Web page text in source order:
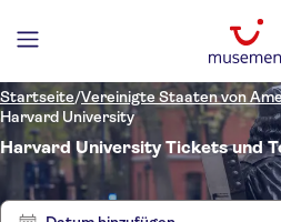
Startseite/Vereinigte Staaten von
Harvard University
Harvard University Tickets und
Filter Zeige
2
Ergebnisse